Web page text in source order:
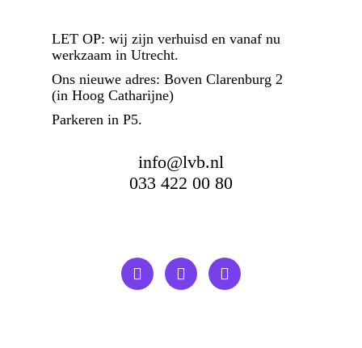
LET OP: wij zijn verhuisd en vanaf nu
werkzaam in Utrecht.
Ons nieuwe adres: Boven Clarenburg 2
(in Hoog Catharijne)
Parkeren in P5.
info@lvb.nl
033 422 00 80